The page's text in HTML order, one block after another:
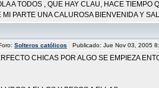
A TODOS , QUE HAY CLAU, HACE
MI PARTE UNA CALUROSA BIENVENIDA Y
Solteros católicos Publicado: Jue Nov 03, 2005
CHICAS POR ALGO SE EMPIEZA